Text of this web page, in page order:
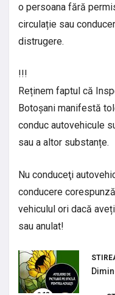
o persoana fără
circulație sau
distrugere.
!!!
Reținem faptul că
Botoșani manifestă
conduc autovehicule
sau a altor substanțe.
Nu conduceţi
conducere
vehiculul ori dacă
sau anulat!